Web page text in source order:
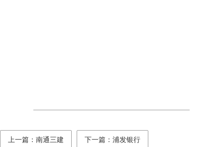
上一篇：南通三建 下一篇：浦发银行